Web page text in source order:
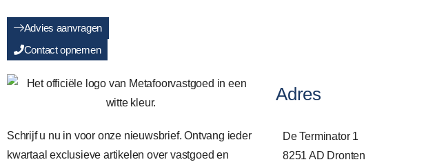
Advies aanvragen
Contact opnemen
Schrijf u nu in voor onze nieuwsbrief. Ontvang ieder
kwartaal exclusieve artikelen over vastgoed en
Adres
De Terminator 1
8251 AD Dronten